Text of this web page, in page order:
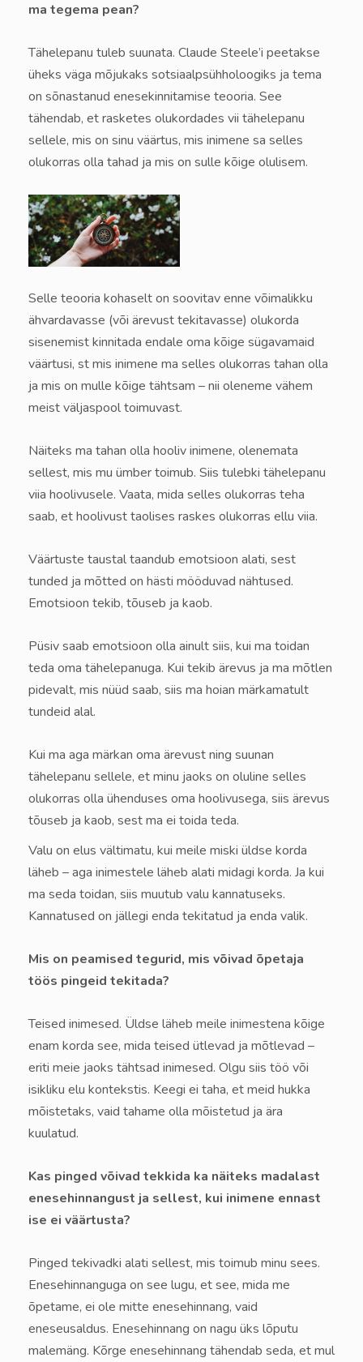
ma tegema pean?
Tähelepanu tuleb suunata. Claude Steele’i peetakse
üheks väga mõjukaks sotsiaalpsühholoogiks ja tema
on sõnastanud enesekinnitamise teooria. See
tähendab, et rasketes olukordades vii tähelepanu
sellele, mis on sinu väärtus, mis inimene sa selles
olukorras olla tahad ja mis on sulle kõige olulisem.
Selle teooria kohaselt on soovitav enne võimalikku
ähvardavasse (või ärevust tekitavasse) olukorda
sisenemist kinnitada endale oma kõige sügavamaid
väärtusi, st mis inimene ma selles olukorras tahan olla
ja mis on mulle kõige tähtsam – nii oleneme vähem
meist väljaspool toimuvast.
Näiteks ma tahan olla hooliv inimene, olenemata
sellest, mis mu ümber toimub. Siis tulebki tähelepanu
viia hoolivusele. Vaata, mida selles olukorras teha
saab, et hoolivust taolises raskes olukorras ellu viia.
Väärtuste taustal taandub emotsioon alati, sest
tunded ja mõtted on hästi mööduvad nähtused.
Emotsioon tekib, tõuseb ja kaob.
Püsiv saab emotsioon olla ainult siis, kui ma toidan
teda oma tähelepanuga. Kui tekib ärevus ja ma mõtlen
pidevalt, mis nüüd saab, siis ma hoian märkamatult
tundeid alal.
Kui ma aga märkan oma ärevust ning suunan
tähelepanu sellele, et minu jaoks on oluline selles
olukorras olla ühenduses oma hoolivusega, siis ärevus
tõuseb ja kaob, sest ma ei toida teda.
Valu on elus vältimatu, kui meile miski üldse korda
läheb – aga inimestele läheb alati midagi korda. Ja kui
ma seda toidan, siis muutub valu kannatuseks.
Kannatused on jällegi enda tekitatud ja enda valik.
Mis on peamised tegurid, mis võivad õpetaja
töös pingeid tekitada?
Teised inimesed. Üldse läheb meile inimestena kõige
enam korda see, mida teised ütlevad ja mõtlevad –
eriti meie jaoks tähtsad inimesed. Olgu siis töö või
isikliku elu kontekstis. Keegi ei taha, et meid hukka
mõistetaks, vaid tahame olla mõistetud ja ära
kuulatud.
Kas pinged võivad tekkida ka näiteks madalast
enesehinnangust ja sellest, kui inimene ennast
ise ei väärtusta?
Pinged tekivadki alati sellest, mis toimub minu sees.
Enesehinnanguga on see lugu, et see, mida me
õpetame, ei ole mitte enesehinnang, vaid
eneseusaldus. Enesehinnang on nagu üks lõputu
malemäng. Kõrge enesehinnang tähendab seda, et mul